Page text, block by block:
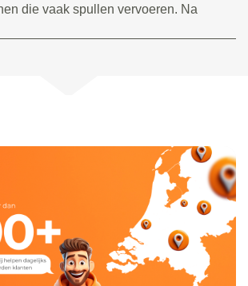
die vaak spullen vervoeren. Na